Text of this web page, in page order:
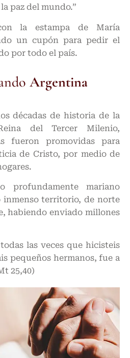
paz del mundo.”
la estampa de María
un cupón para pedir el
por todo el país.
Argentina
décadas de historia de la
del Tercer Milenio,
fueron promovidas para
de Cristo, por medio de
profundamente mariano
inmenso territorio, de norte
habiendo enviado millones
las veces que hicisteis
pequeños hermanos, fue a
25,40)